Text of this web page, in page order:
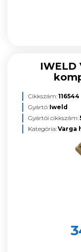
IWELD
Cikkszám:116544
Gyártó: Iweld
Gyártói cikkszám:
Kategória:Varga